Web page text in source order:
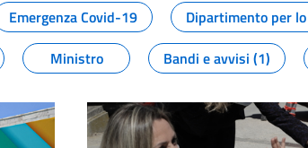
Emergenza Covid-19
Dipartimento per
Ministro Bandi e avvisi (1)